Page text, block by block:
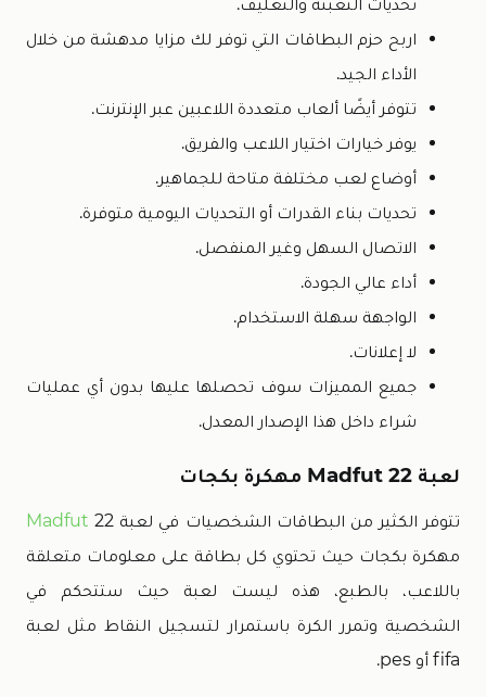
اربح حزم البطاقات التي توفر لك مزايا مدهشة من خلال
الأداء الجيد.
تتوفر أيضًا ألعاب متعددة اللاعبين عبر الإنترنت.
يوفر خيارات اختيار اللاعب والفريق.
أوضاع لعب مختلفة متاحة للجماهير.
تحديات بناء القدرات أو التحديات اليومية متوفرة.
الاتصال السهل وغير المنفصل.
أداء عالي الجودة.
الواجهة سهلة الاستخدام.
لا إعلانات.
جميع المميزات سوف تحصلها عليها بدون أي عمليات
شراء داخل هذا الإصدار المعدل.
لعبة Madfut 22 مهكرة بكجات
تتوفر الكثير من البطاقات الشخصيات في لعبة Madfut22
مهكرة بكجات حيث تحتوي كل بطاقة على معلومات متعلقة
باللاعب، بالطبع، هذه ليست لعبة حيث ستتحكم في
الشخصية وتمرر الكرة باستمرار لتسجيل النقاط مثل لعبة
fifa أو pes.